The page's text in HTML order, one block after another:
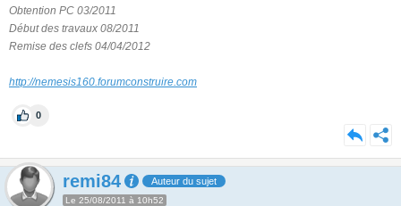
Obtention PC 03/2011
Début des travaux 08/2011
Remise des clefs 04/04/2012
http://nemesis160.forumconstruire.com
0
remi84 Auteur du sujet
Le 25/08/2011 à 10h52